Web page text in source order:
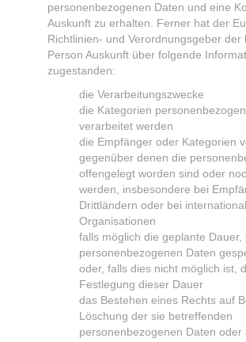
personenbezogenen Daten und eine
Auskunft zu erhalten. Ferner hat der
Richtlinien- und Verordnungsgeber der
Person Auskunft über folgende
zugestanden:
die Verarbeitungszwecke
die Kategorien
verarbeitet werden
die Empfänger oder Kategorien
gegenüber denen die
offengelegt worden sind oder
werden, insbesondere bei
Drittländern oder bei
Organisationen
falls möglich die geplante Dauer,
personenbezogenen Daten
oder, falls dies nicht möglich ist,
Festlegung dieser Dauer
das Bestehen eines Rechts auf
Löschung der sie betreffenden
personenbezogenen Daten oder